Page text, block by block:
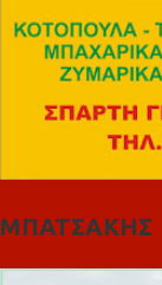
ΜΠΑΤΣΑΚΗΣ